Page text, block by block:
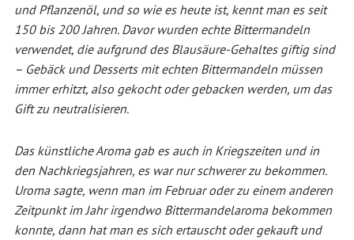
und Pflanzenöl, und so wie es heute ist, kennt man es seit
150 bis 200 Jahren. Davor wurden echte Bittermandeln
verwendet, die aufgrund des Blausäure-Gehaltes giftig sind
– Gebäck und Desserts mit echten Bittermandeln müssen
immer erhitzt, also gekocht oder gebacken werden, um das
Gift zu neutralisieren.
Das künstliche Aroma gab es auch in Kriegszeiten und in
den Nachkriegsjahren, es war nur schwerer zu bekommen.
Uroma sagte, wenn man im Februar oder zu einem anderen
Zeitpunkt im Jahr irgendwo Bittermandelaroma bekommen
konnte, dann hat man es sich ertauscht oder gekauft und